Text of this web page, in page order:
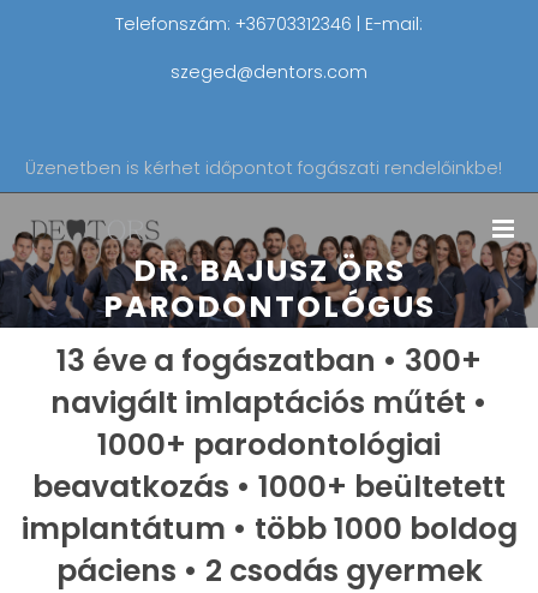
Telefonszám: +36703312346 | E-mail:
szeged@dentors.com
Üzenetben is kérhet időpontot fogászati rendelőinkbe!
DR. BAJUSZ ÖRS
PARODONTOLÓGUS
13 éve a fogászatban • 300+
navigált imlaptációs műtét •
1000+ parodontológiai
beavatkozás • 1000+ beültetett
implantátum • több 1000 boldog
páciens • 2 csodás gyermek